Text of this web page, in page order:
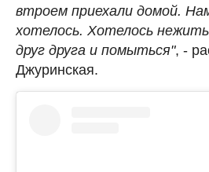
втроем приехали домой.
хотелось. Хотелось
друг друга и помыться", -
Джуринская.